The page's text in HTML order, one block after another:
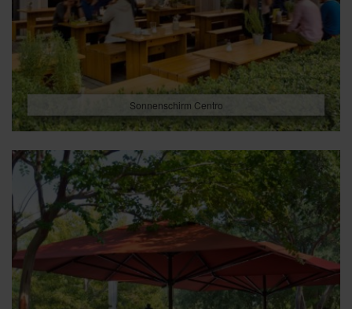
Sonnenschirm Centro